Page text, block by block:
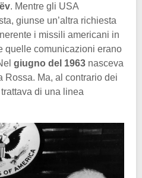
. Mentre gli USA
giunse un’altra richiesta
i missili americani in
quelle comunicazioni erano
giugno del 1963 nasceva
Rossa. Ma, al contrario dei
di una linea